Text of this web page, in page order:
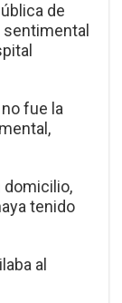
de
sentimental
fue la
domicilio,
tenido
al